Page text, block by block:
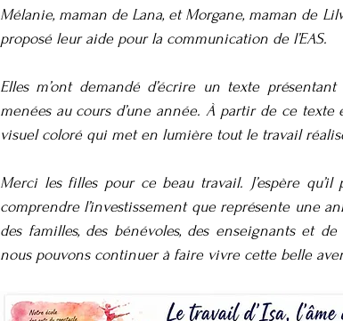
Mélanie, maman de Lana, et Morgane, maman de
proposé leur aide pour la communication de l’EAS.
Elles m’ont demandé d’écrire un texte
menées au cours d’une année. À partir de ce texte
visuel coloré qui met en lumière tout le travail
Merci les filles pour ce beau travail. J’espère
comprendre l’investissement que représente une
des familles, des bénévoles, des enseignants et
nous pouvons continuer à faire vivre cette belle